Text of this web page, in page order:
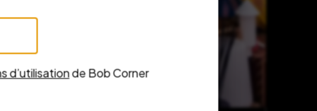
d’utilisationde Bob Corner